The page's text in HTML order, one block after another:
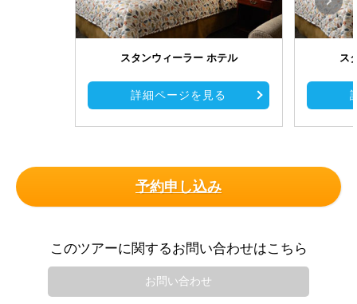
スタンウィーラー ホテル
詳細ページを見る
ス
予約申し込み
このツアーに関するお問い合わせはこちら
お問い合わせ